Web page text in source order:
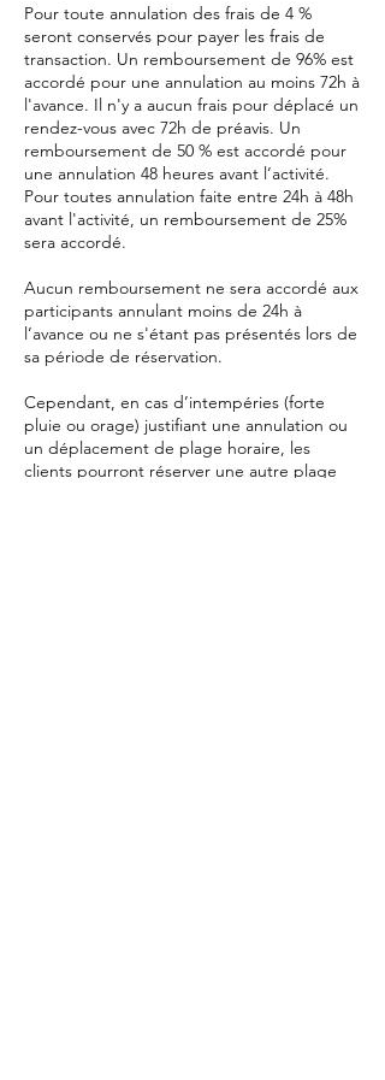
Pour toute annulation des frais de 4 %
seront conservés pour payer les frais de
transaction. Un remboursement de 96% est
accordé pour une annulation au moins 72h à
l'avance. Il n'y a aucun frais pour déplacé un
rendez-vous avec 72h de préavis. Un
remboursement de 50 % est accordé pour
une annulation 48 heures avant l’activité.
Pour toutes annulation faite entre 24h à 48h
avant l'activité, un remboursement de 25%
sera accordé.
Aucun remboursement ne sera accordé aux
participants annulant moins de 24h à
l’avance ou ne s'étant pas présentés lors de
sa période de réservation.
Cependant, en cas d’intempéries (forte
pluie ou orage) justifiant une annulation ou
un déplacement de plage horaire, les
clients pourront réserver une autre plage